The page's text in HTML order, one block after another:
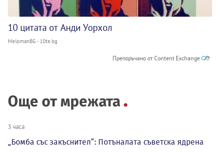
10 цитата от Анди Уорхол
MelomanBG - 10te.bg
Препоръчано от Content Exchange
Още от мрежата
3 часа
„Бомба със закъснител“: Потъналата съветска ядрена